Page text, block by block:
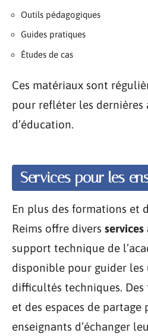
Outils pédagogiques
Guides pratiques
Études de cas
Ces matériaux sont
pour refléter les dernières
d’éducation.
Services pour les
En plus des formations et
Reims offre divers services
support technique de
disponible pour guider les
difficultés techniques. Des
et des espaces de
enseignants d’échanger